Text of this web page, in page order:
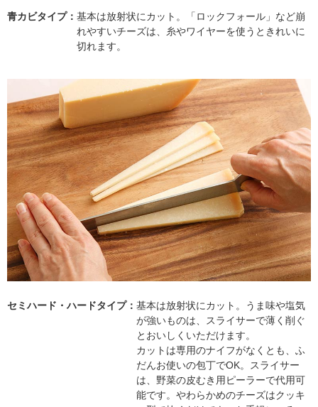
青カビタイプ： 基本は放射状にカット。「ロックフォール」など崩
れやすいチーズは、糸やワイヤーを使うときれいに
切れます。
セミハード・ハードタイプ： 基本は放射状にカット。うま味や塩気
が強いものは、スライサーで薄く削ぐ
とおいしくいただけます。
カットは専用のナイフがなくとも、ふ
だんお使いの包丁でOK。スライサー
は、野菜の皮むき用ピーラーで代用可
能です。やわらかめのチーズはクッキ